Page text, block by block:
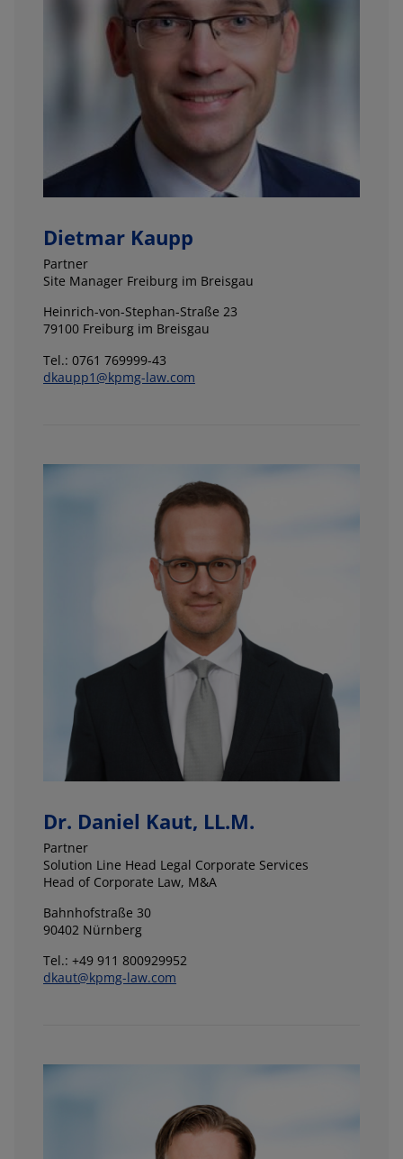
Dietmar Kaupp
Partner
Site Manager Freiburg im Breisgau
Heinrich-von-Stephan-Straße 23
79100 Freiburg im Breisgau
Tel.: 0761 769999-43
dkaupp1@kpmg-law.com
Dr. Daniel Kaut, LL.M.
Partner
Solution Line Head Legal Corporate Services
Head of Corporate Law, M&A
Bahnhofstraße 30
90402 Nürnberg
Tel.: +49 911 800929952
dkaut@kpmg-law.com